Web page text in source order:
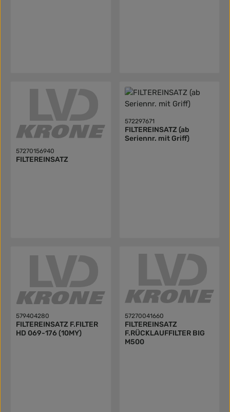
57270156940
FILTEREINSATZ
572297671
FILTEREINSATZ (ab
Seriennr. mit Griff)
579404280
FILTEREINSATZ F.FILTER
HD 069-176 (10MY)
57270041660
FILTEREINSATZ
F.RÜCKLAUFFILTER BIG
M500